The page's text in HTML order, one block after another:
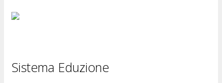
Sistema Eduzione